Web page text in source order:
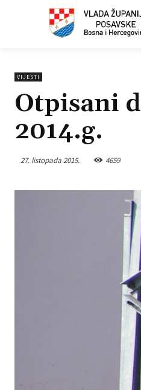
VIJESTI
Otpisani
2014.g.
27. listopada 2015. 4659